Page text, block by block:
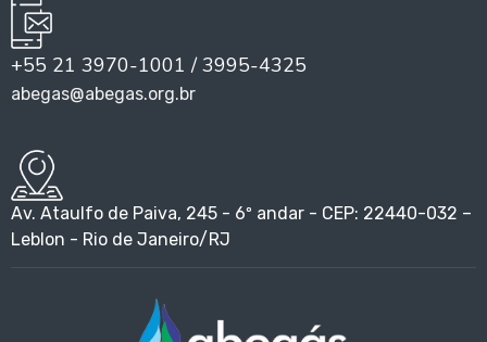
+55 21 3970-1001 / 3995-4325
abegas@abegas.org.br
Av. Ataulfo de Paiva, 245 - 6º andar - CEP: 22440-032 –
Leblon - Rio de Janeiro/RJ